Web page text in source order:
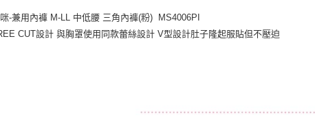
每筆NT$220
-兼用內褲 M-LL 中低腰 三角內褲(粉) MS4006PI
CUT設計 與胸罩使用同款蕾絲設計 V型設計肚子隆起服貼但不壓迫